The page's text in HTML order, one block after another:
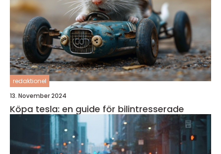
redaktionel
13. November 2024
Köpa tesla: en guide för bilintresserade